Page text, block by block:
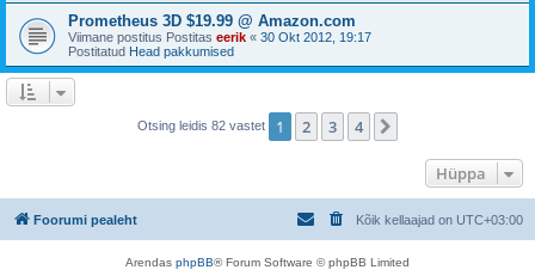
Prometheus 3D $19.99 @ Amazon.com
Viimane postitus Postitas eerik « 30 Okt 2012, 19:17
Postitatud Head pakkumised
Otsing leidis 82 vastet 1 2 3 4
Hüppa
Foorumi pealeht Kõik kellaajad on UTC+03:00
Arendas phpBB® Forum Software © phpBB Limited